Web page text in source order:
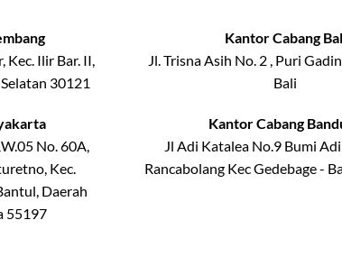
Kec. Ilir Bar. II,
30121
No. 60A,
Kec.
Daerah
55197
Kantor Cabang
Jl. Trisna Asih No. 2 , Puri
Bali
Kantor Cabang
Jl Adi Katalea No.9 Bumi
Rancabolang Kec Gedebage -